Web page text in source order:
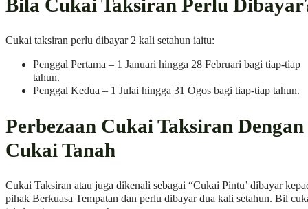
Bila Cukai Taksiran Perlu
Cukai taksiran perlu dibayar 2 kali setahun iaitu:
Penggal Pertama – 1 Januari hingga 28 Februari bagi tiap-tiap
tahun.
Penggal Kedua – 1 Julai hingga 31 Ogos bagi tiap-tiap tahun.
Perbezaan Cukai Taksiran Dengan
Cukai Tanah
Cukai Taksiran atau juga dikenali sebagai “Cukai Pintu’ dibayar
pihak Berkuasa Tempatan dan perlu dibayar dua kali setahun. Bil